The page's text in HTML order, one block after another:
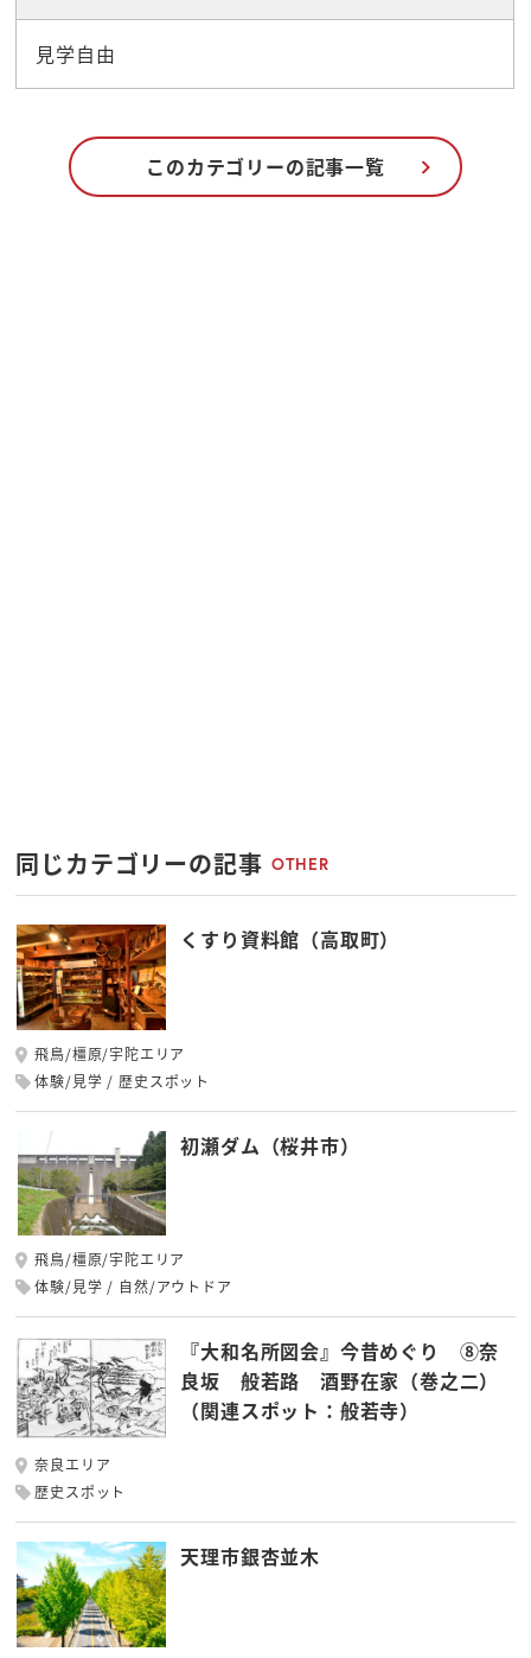
見学自由
このカテゴリーの記事一覧
同じカテゴリーの記事 OTHER
くすり資料館（高取町）
飛鳥/橿原/宇陀エリア
体験/見学
歴史スポット
初瀬ダム（桜井市）
飛鳥/橿原/宇陀エリア
体験/見学
自然/アウトドア
『大和名所図会』今昔めぐり ⑧奈
良坂 般若路 酒野在家（巻之二）
（関連スポット：般若寺）
奈良エリア
歴史スポット
天理市銀杏並木